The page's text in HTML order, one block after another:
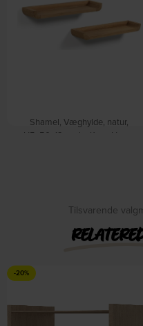
Shamel, Væghylde, natur,
H5x50x12 cm by Kave Home
Tilsvarende
-20%